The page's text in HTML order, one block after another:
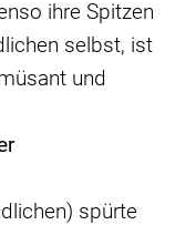
ihre Spitzen
selbst, ist
und
spürte